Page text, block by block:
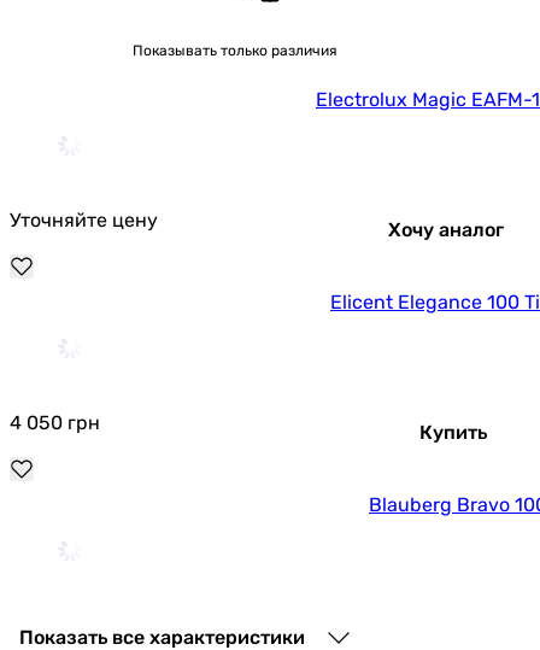
Показывать только различия
Electrolux Magic EAFM-
Уточняйте цену Хочу аналог
Elicent Elegance 100
4 050 грн Купить
Blauberg Bravo
3 889
Показать все характеристики